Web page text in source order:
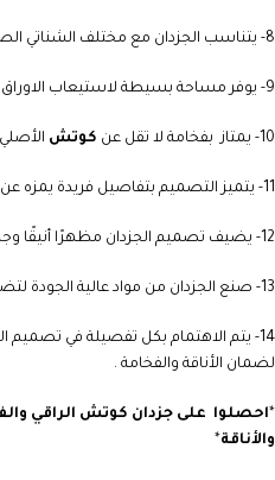
8- يتناسب الجزدان مع مختلف الشناتي الصغيرة والمتوسطة والكبيرة الحجم.
9- يوفر مساحة بسيطة لاستيعاب الاوراق والنقود .
10- يمتاز بفخامة لا تقل عن كوتش
11- يتميز التصميم بتفاصيل فريدة يمزه عن غيره من الجزادين الأخرى.
12- يضيف تصميم الجزدان مظهرًا أنيقًا وجذابًا يلفت الانتباه.
13- صنع الجزدان من مواد عالية الجودة لتضمن متانة واستدامة على المدى الطويل.
14- يتم الاهتمام بكل تفصيلة في تصميم
لضمان الأناقة والفخامة .
*احصلوا على جزدان كوتش الراقي
والأناقة*